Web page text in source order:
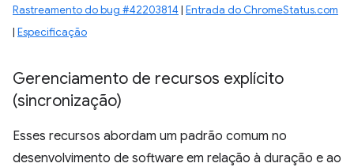
Rastreamento do bug #42203814 | Entrada do ChromeStatus.com
| Especificação
Gerenciamento de recursos explícito
(sincronização)
Esses recursos abordam um padrão comum no
desenvolvimento de software em relação à duração e ao